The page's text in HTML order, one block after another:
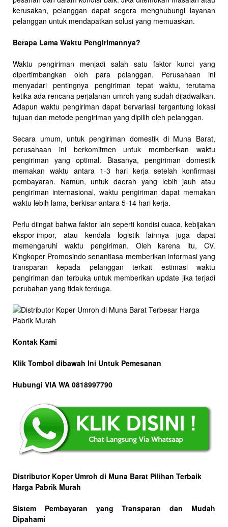
kerusakan, pelanggan dapat segera menghubungi layanan
pelanggan untuk mendapatkan solusi yang memuaskan.
Berapa Lama Waktu Pengirimannya?
Waktu pengiriman menjadi salah satu faktor kunci yang
dipertimbangkan oleh para pelanggan. Perusahaan ini
menyadari pentingnya pengiriman tepat waktu, terutama
ketika ada rencana perjalanan umroh yang sudah dijadwalkan.
Adapun waktu pengiriman dapat bervariasi tergantung lokasi
tujuan dan metode pengiriman yang dipilih oleh pelanggan.
Secara umum, untuk pengiriman domestik di Muna Barat,
perusahaan ini berkomitmen untuk memberikan waktu
pengiriman yang optimal. Biasanya, pengiriman domestik
memakan waktu antara 1-3 hari kerja setelah konfirmasi
pembayaran. Namun, untuk daerah yang lebih jauh atau
pengiriman internasional, waktu pengiriman dapat memakan
waktu lebih lama, berkisar antara 5-14 hari kerja.
Perlu diingat bahwa faktor lain seperti kondisi cuaca, kebijakan
ekspor-impor, atau kendala logistik lainnya juga dapat
memengaruhi waktu pengiriman. Oleh karena itu, CV.
Kingkoper Promosindo senantiasa memberikan informasi yang
transparan kepada pelanggan terkait estimasi waktu
pengiriman dan terbuka untuk memberikan update jika terjadi
perubahan yang tidak terduga.
Kontak Kami
Klik Tombol dibawah Ini Untuk Pemesanan
Hubungi VIA WA 0818997790
Distributor Koper Umroh di Muna Barat Pilihan Terbaik
Harga Pabrik Murah
Sistem Pembayaran yang Transparan dan Mudah
Dipahami